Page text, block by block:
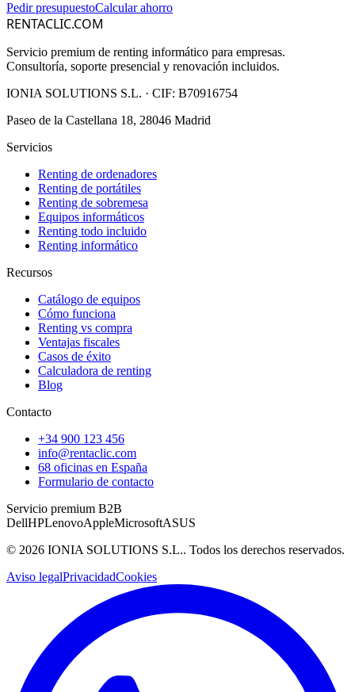
Pedir presupuestoCalcular ahorro
RENTACLIC.COM
Servicio premium de renting informático para empresas.
Consultoría, soporte presencial y renovación incluidos.
IONIA SOLUTIONS S.L. · CIF: B70916754
Paseo de la Castellana 18, 28046 Madrid
Servicios
Renting de ordenadores
Renting de portátiles
Renting de sobremesa
Equipos informáticos
Renting todo incluido
Renting informático
Recursos
Catálogo de equipos
Cómo funciona
Renting vs compra
Ventajas fiscales
Casos de éxito
Calculadora de renting
Blog
Contacto
+34 900 123 456
info@rentaclic.com
68 oficinas en España
Formulario de contacto
Servicio premium B2B
DellHPLenovoAppleMicrosoftASUS
© 2026 IONIA SOLUTIONS S.L.. Todos los derechos reservados.
Aviso legalPrivacidadCookies